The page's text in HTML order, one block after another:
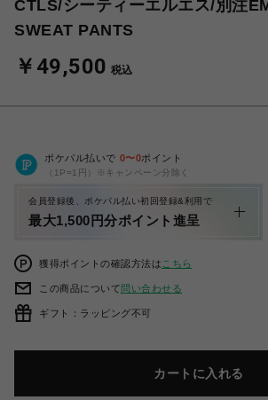
CTLS/シーティーエルエス/別注
SWEAT PANTS
￥49,500 税込
ポケパル払いで 0〜0ポイント
（1P=1円）※キャンペーン分除く
会員登録後、ポケパル払い初回登録&利用で
最大1,500円分ポイント進呈
獲得ポイントの確認方法は こちら
この商品について問い合わせる
ギフト：ラッピング不可
カートに入れる